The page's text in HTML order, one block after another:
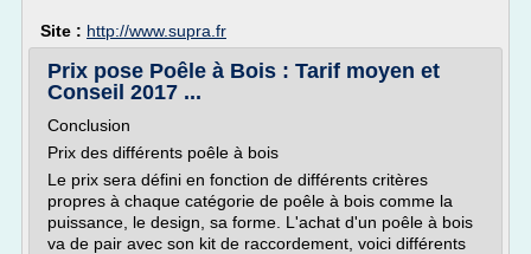
Site : http://www.supra.fr
Prix pose Poêle à Bois : Tarif moyen et
Conseil 2017 ...
Conclusion
Prix des différents poêle à bois
Le prix sera défini en fonction de différents critères
propres à chaque catégorie de poêle à bois comme la
puissance, le design, sa forme. L'achat d'un poêle à bois
va de pair avec son kit de raccordement, voici différents